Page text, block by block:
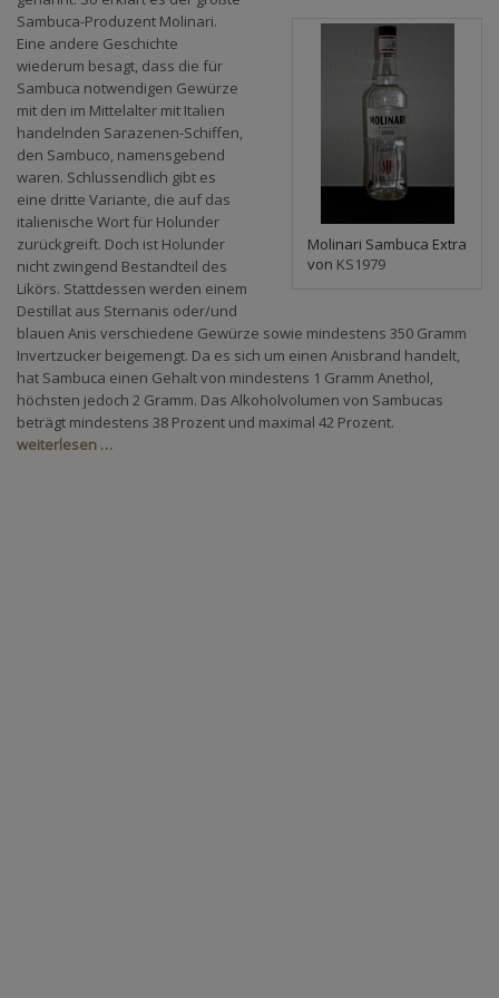
Molinari Sambuca Extra
von KS1979
Sambuca-Produzent Molinari.
Eine andere Geschichte
wiederum besagt, dass die für
Sambuca notwendigen Gewürze
mit den im Mittelalter mit Italien
handelnden Sarazenen-Schiffen,
den Sambuco, namensgebend
waren. Schlussendlich gibt es
eine dritte Variante, die auf das
italienische Wort für Holunder
zurückgreift. Doch ist Holunder
nicht zwingend Bestandteil des
Likörs. Stattdessen werden einem
Destillat aus Sternanis oder/und
blauen Anis verschiedene Gewürze sowie mindestens 350 Gramm
Invertzucker beigemengt. Da es sich um einen Anisbrand handelt,
hat Sambuca einen Gehalt von mindestens 1 Gramm Anethol,
höchsten jedoch 2 Gramm. Das Alkoholvolumen von Sambucas
beträgt mindestens 38 Prozent und maximal 42 Prozent.
weiterlesen …